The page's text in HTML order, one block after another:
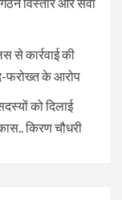
विस्तार और सेवा
से कार्रवाई की
फरोख्त के आरोप
को दिलाई
किरण चौधरी